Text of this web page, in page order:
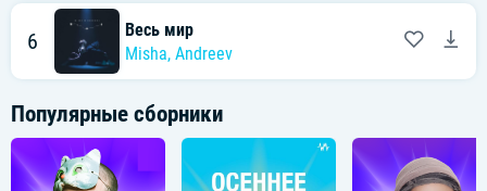
6
Весь мир
Misha, Andreev
Популярные сборники